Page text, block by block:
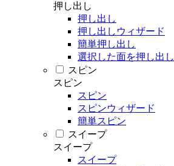
押し出し
押し出し
押し出しウィザード
簡単押し出し
選択した面を押し出し
スピン
スピン
スピン
スピンウィザード
簡単スピン
スイープ
スイープ
スイープ